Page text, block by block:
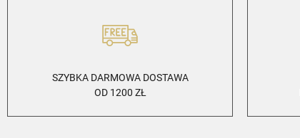
SZYBKA DARMOWA DOSTAWA
OD 1200 ZŁ